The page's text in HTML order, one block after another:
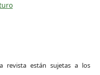
revista están sujetas a los